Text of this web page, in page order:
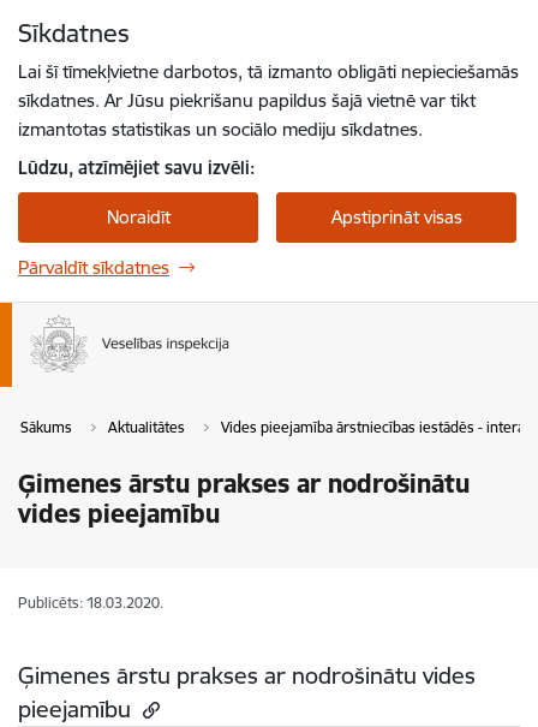
Sīkdatnes
Lai šī tīmekļvietne darbotos, tā izmanto obligāti nepieciešamās
sīkdatnes. Ar Jūsu piekrišanu papildus šajā vietnē var tikt
izmantotas statistikas un sociālo mediju sīkdatnes.
Lūdzu, atzīmējiet savu izvēli:
Noraidīt Apstiprināt visas
Pārvaldīt sīkdatnes
Sākums Aktualitātes Vides pieejamība ārstniecības iestādēs -
Ģimenes ārstu prakses ar nodrošinātu
vides pieejamību
Publicēts: 18.03.2020.
Ģimenes ārstu prakses ar nodrošinātu vides
pieejamību